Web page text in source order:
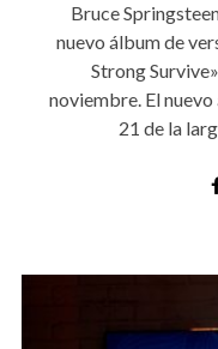
Bruce
nuevo álbum de
Strong
noviembre. El
21 de la